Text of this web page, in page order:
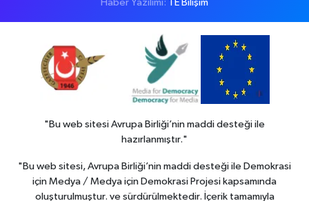
Haber Yazılımı: TE Bilişim
"Bu web sitesi Avrupa Birliği’nin maddi desteği ile
hazırlanmıştır."
"Bu web sitesi, Avrupa Birliği’nin maddi desteği ile Demokrasi
için Medya / Medya için Demokrasi Projesi kapsamında
oluşturulmuştur. ve sürdürülmektedir. İçerik tamamıyla